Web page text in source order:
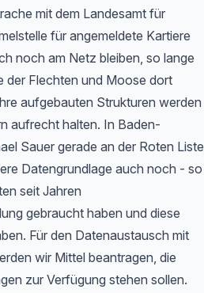
mit dem Landesamt für
für angemeldete Kartiere
noch am Netz bleiben, so lange
der Flechten und Moose dort
aufgebauten Strukturen werden
aufrecht halten. In Baden-
Sauer gerade an der Roten Liste
Datengrundlage auch noch - so
seit Jahren
gebraucht haben und diese
Für den Datenaustausch mit
wir Mittel beantragen, die
zur Verfügung stehen sollen.